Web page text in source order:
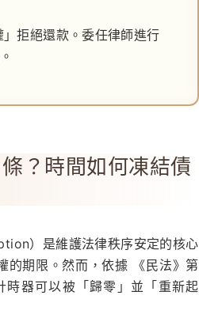
拒絕還款。委任律師進行
？時間如何凍結債
）是維護法律秩序安定的核心
的期限。然而，依據
《民法》第
時器可以被「歸零」並「重新起